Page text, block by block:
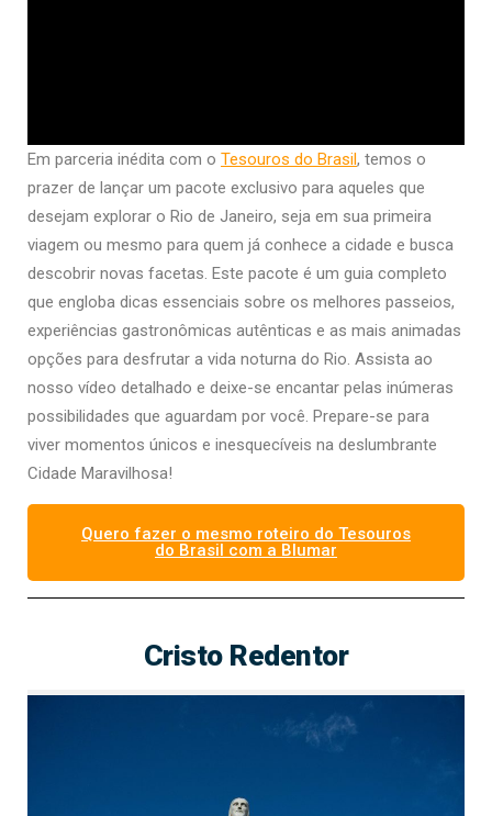
Em parceria inédita com o Tesouros do Brasil, temos o
prazer de lançar um pacote exclusivo para aqueles que
desejam explorar o Rio de Janeiro, seja em sua primeira
viagem ou mesmo para quem já conhece a cidade e busca
descobrir novas facetas. Este pacote é um guia completo
que engloba dicas essenciais sobre os melhores passeios,
experiências gastronômicas autênticas e as mais animadas
opções para desfrutar a vida noturna do Rio. Assista ao
nosso vídeo detalhado e deixe-se encantar pelas inúmeras
possibilidades que aguardam por você. Prepare-se para
viver momentos únicos e inesquecíveis na deslumbrante
Cidade Maravilhosa!
Quero fazer o mesmo roteiro do Tesouros
do Brasil com a Blumar
Cristo Redentor